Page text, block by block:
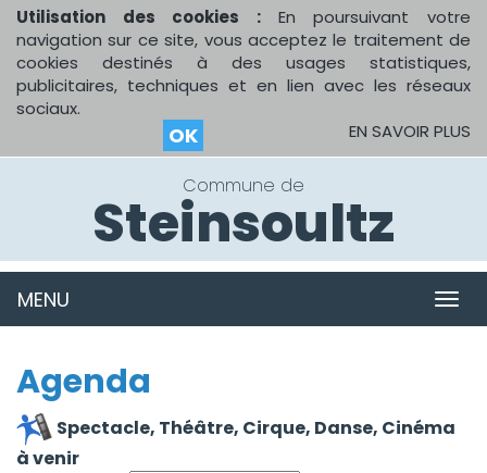
Utilisation des cookies : En poursuivant votre
navigation sur ce site, vous acceptez le traitement de
cookies destinés à des usages statistiques,
publicitaires, techniques et en lien avec les réseaux
sociaux.
OK EN SAVOIR PLUS
Commune de
Steinsoultz
MENU
Agenda
Spectacle, Théâtre, Cirque, Danse, Cinéma
à venir